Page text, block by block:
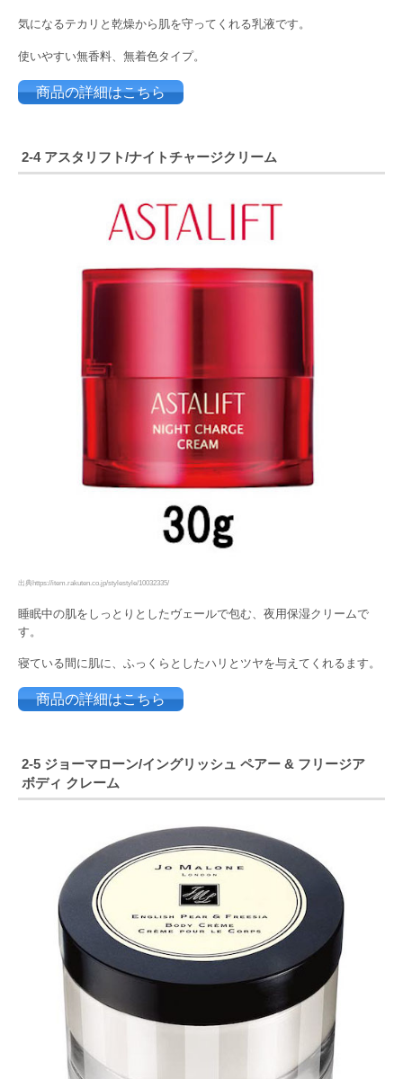
気になるテカリと乾燥から肌を守ってくれる乳液です。
使いやすい無香料、無着色タイプ。
商品の詳細はこちら
2-4 アスタリフト/ナイトチャージクリーム
出典https://item.rakuten.co.jp/stylestyle/10032335/
睡眠中の肌をしっとりとしたヴェールで包む、夜用保湿クリームで
す。
寝ている間に肌に、ふっくらとしたハリとツヤを与えてくれるます。
商品の詳細はこちら
2-5 ジョーマローン/イングリッシュ ペアー & フリージア
ボディ クレーム